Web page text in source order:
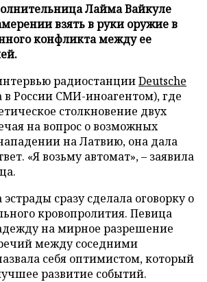
Лайма Вайкуле
взять в руки оружие в
конфликта между ее
радиостанцииDeutsche
в России СМИ-иноагентом), где
столкновение двух
на вопрос о возможных
на Латвию, она дала
«Я возьму автомат», – заявила
сразу сделала оговорку о
кровопролития. Певица
на мирное разрешение
между соседними
себя оптимистом, который
развитие событий.